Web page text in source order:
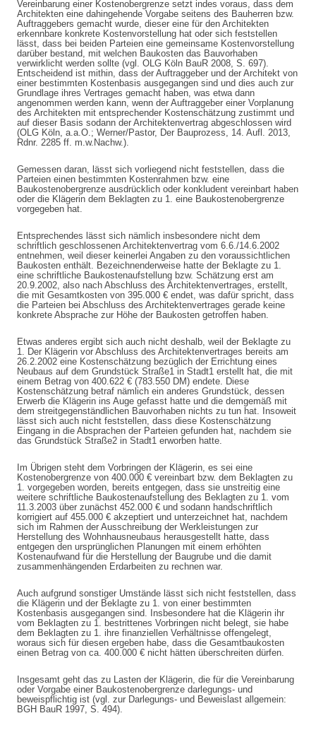
Vereinbarung einer Kostenobergrenze setzt indes voraus, dass dem
Architekten eine dahingehende Vorgabe seitens des Bauherren bzw.
Auftraggebers gemacht wurde, dieser eine für den Architekten
erkennbare konkrete Kostenvorstellung hat oder sich feststellen
lässt, dass bei beiden Parteien eine gemeinsame Kostenvorstellung
darüber bestand, mit welchen Baukosten das Bauvorhaben
verwirklicht werden sollte (vgl. OLG Köln BauR 2008, S. 697).
Entscheidend ist mithin, dass der Auftraggeber und der Architekt von
einer bestimmten Kostenbasis ausgegangen sind und dies auch zur
Grundlage ihres Vertrages gemacht haben, was etwa dann
angenommen werden kann, wenn der Auftraggeber einer Vorplanung
des Architekten mit entsprechender Kostenschätzung zustimmt und
auf dieser Basis sodann der Architektenvertrag abgeschlossen wird
(OLG Köln, a.a.O.; Werner/Pastor, Der Bauprozess, 14. Aufl. 2013,
Rdnr. 2285 ff. m.w.Nachw.).
Gemessen daran, lässt sich vorliegend nicht feststellen, dass die
Parteien einen bestimmten Kostenrahmen bzw. eine
Baukostenobergrenze ausdrücklich oder konkludent vereinbart haben
oder die Klägerin dem Beklagten zu 1. eine Baukostenobergrenze
vorgegeben hat.
Entsprechendes lässt sich nämlich insbesondere nicht dem
schriftlich geschlossenen Architektenvertrag vom 6.6./14.6.2002
entnehmen, weil dieser keinerlei Angaben zu den voraussichtlichen
Baukosten enthält. Bezeichnenderweise hatte der Beklagte zu 1.
eine schriftliche Baukostenaufstellung bzw. Schätzung erst am
20.9.2002, also nach Abschluss des Architektenvertrages, erstellt,
die mit Gesamtkosten von 395.000 € endet, was dafür spricht, dass
die Parteien bei Abschluss des Architektenvertrages gerade keine
konkrete Absprache zur Höhe der Baukosten getroffen haben.
Etwas anderes ergibt sich auch nicht deshalb, weil der Beklagte zu
1. Der Klägerin vor Abschluss des Architektenvertrages bereits am
26.2.2002 eine Kostenschätzung bezüglich der Errichtung eines
Neubaus auf dem Grundstück Straße1 in Stadt1 erstellt hat, die mit
einem Betrag von 400.622 € (783.550 DM) endete. Diese
Kostenschätzung betraf nämlich ein anderes Grundstück, dessen
Erwerb die Klägerin ins Auge gefasst hatte und die demgemäß mit
dem streitgegenständlichen Bauvorhaben nichts zu tun hat. Insoweit
lässt sich auch nicht feststellen, dass diese Kostenschätzung
Eingang in die Absprachen der Parteien gefunden hat, nachdem sie
das Grundstück Straße2 in Stadt1 erworben hatte.
Im Übrigen steht dem Vorbringen der Klägerin, es sei eine
Kostenobergrenze von 400.000 € vereinbart bzw. dem Beklagten zu
1. vorgegeben worden, bereits entgegen, dass sie unstreitig eine
weitere schriftliche Baukostenaufstellung des Beklagten zu 1. vom
11.3.2003 über zunächst 452.000 € und sodann handschriftlich
korrigiert auf 455.000 € akzeptiert und unterzeichnet hat, nachdem
sich im Rahmen der Ausschreibung der Werkleistungen zur
Herstellung des Wohnhausneubaus herausgestellt hatte, dass
entgegen den ursprünglichen Planungen mit einem erhöhten
Kostenaufwand für die Herstellung der Baugrube und die damit
zusammenhängenden Erdarbeiten zu rechnen war.
Auch aufgrund sonstiger Umstände lässt sich nicht feststellen, dass
die Klägerin und der Beklagte zu 1. von einer bestimmten
Kostenbasis ausgegangen sind. Insbesondere hat die Klägerin ihr
vom Beklagten zu 1. bestrittenes Vorbringen nicht belegt, sie habe
dem Beklagten zu 1. ihre finanziellen Verhältnisse offengelegt,
woraus sich für diesen ergeben habe, dass die Gesamtbaukosten
einen Betrag von ca. 400.000 € nicht hätten überschreiten dürfen.
Insgesamt geht das zu Lasten der Klägerin, die für die Vereinbarung
oder Vorgabe einer Baukostenobergrenze darlegungs- und
beweispflichtig ist (vgl. zur Darlegungs- und Beweislast allgemein:
BGH BauR 1997, S. 494).